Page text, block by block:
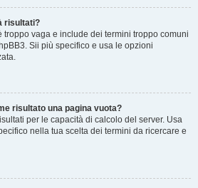
risultati?
troppo vaga e include dei termini troppo comuni
Sii più specifico e usa le opzioni
risultato una pagina vuota?
per le capacità di calcolo del server. Usa
nella tua scelta dei termini da ricercare e